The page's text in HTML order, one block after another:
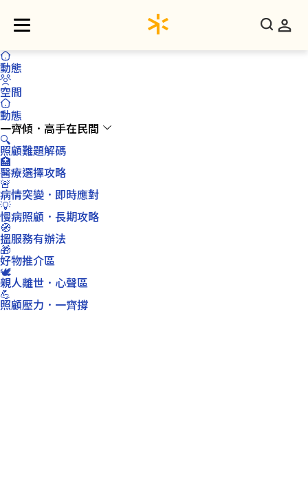
動態
空間
動態
一齊傾．高手在民間
🔍
照顧難題解碼
🏥
醫療選擇攻略
🚨
病情突變．即時應對
💡
慢病照顧．長期攻略
🧭
搵服務有辦法
🎁
好物推介區
🕊️
親人離世．心聲區
💪
照顧壓力．一齊撐